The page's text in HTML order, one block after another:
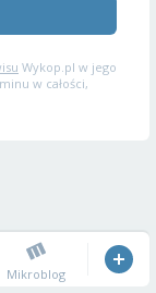
Wykop.pl w jego
w całości,
Mikroblog